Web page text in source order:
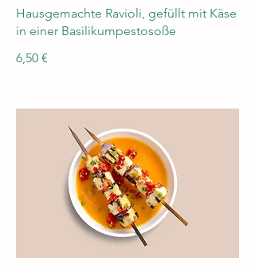
Hausgemachte Ravioli, gefüllt mit Käse
in einer Basilikumpestosoße
6,50 €